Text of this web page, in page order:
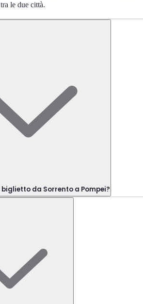
le due città.
da Sorrento a Pompei?